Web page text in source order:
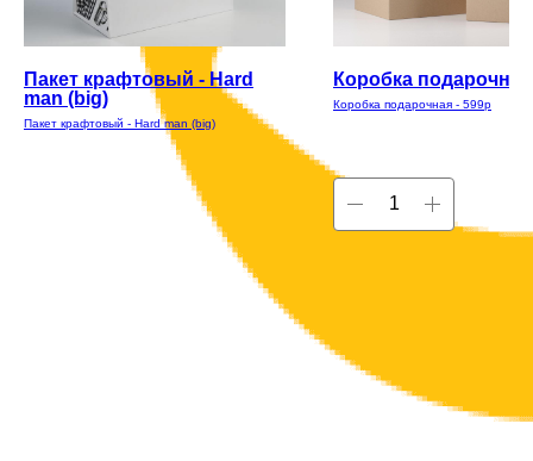
Пакет крафтовый - Hard
man (big)
Пакет крафтовый - Hard man (big)
Коробка
Коробка подарочная - 599р